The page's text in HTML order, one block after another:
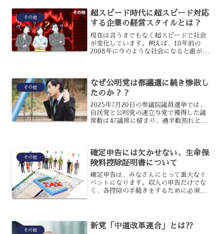
その他
超スピード時代に超スピード対応
する企業の経営スタイルとは？
現在は言うまでもなく超スピードで社会
が変化しています。例えば、10年前の
2008年に今のような社会になると誰が予
うし、現在のようにス...
その他
なぜ公明党は都議選に続き惨敗し
たのか？？
2025年7月20日の参議院議員選挙では、
自民党と公明党の連立与党で獲得した議
席数は47議席に留まり、過半数割れとな
敗となった公明党...
その他
確定申告には欠かせない、生命保
険料控除証明書について
確定申告は、みなさんにとって重大なイ
ベントになります。収入の申告だけでな
く、各控除の手続きをするために必須で
はとりわけ欠かせない書類...
その他 新党「中道改革連合」とは⁇